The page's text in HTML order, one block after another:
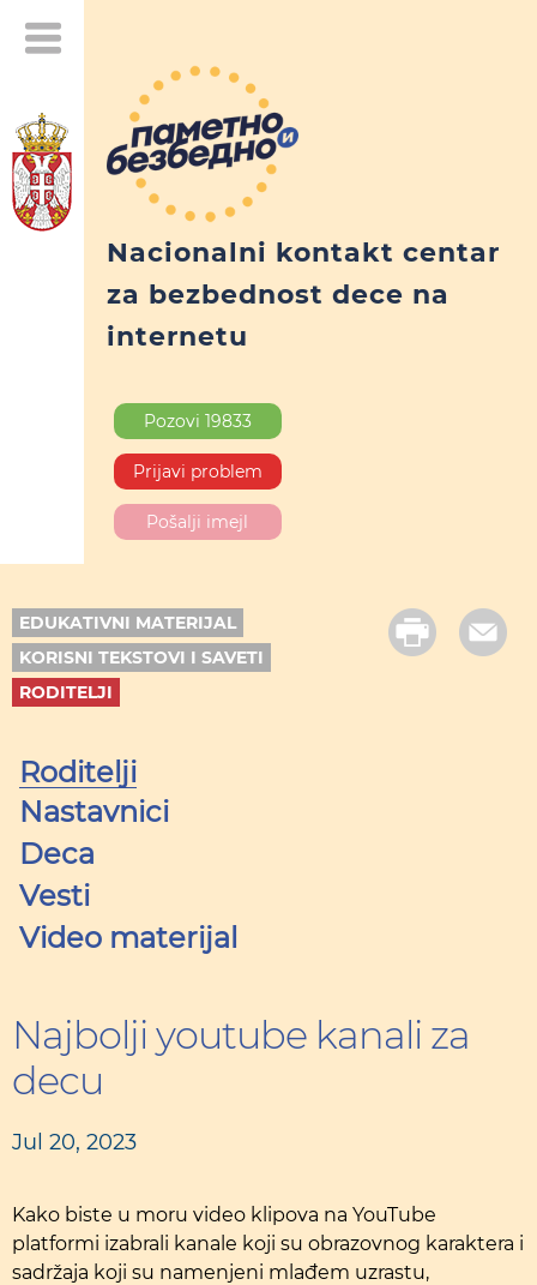
Nacionalni kontakt centar
za bezbednost dece na
internetu
Pozovi 19833
Prijavi problem
Pošalji imejl
EDUKATIVNI MATERIJAL
KORISNI TEKSTOVI I SAVETI
RODITELJI
Roditelji
Nastavnici
Deca
Vesti
Video materijal
Najbolji youtube kanali za
decu
Jul 20, 2023
Kako biste u moru video klipova na YouTube
platformi izabrali kanale koji su obrazovnog karaktera i
sadržaja koji su namenjeni mlađem uzrastu,